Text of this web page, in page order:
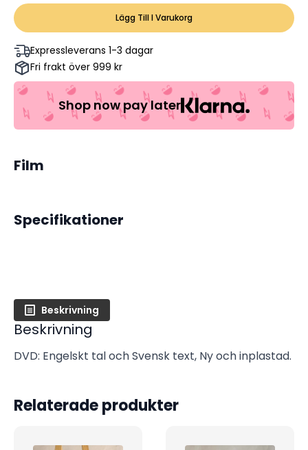
Lägg Till I Varukorg
Expressleverans 1-3 dagar
Fri frakt över 999 kr
Shop now pay later
Film
Specifikationer
Beskrivning
Beskrivning
DVD: Engelskt tal och Svensk text, Ny och inplastad.
Relaterade produkter